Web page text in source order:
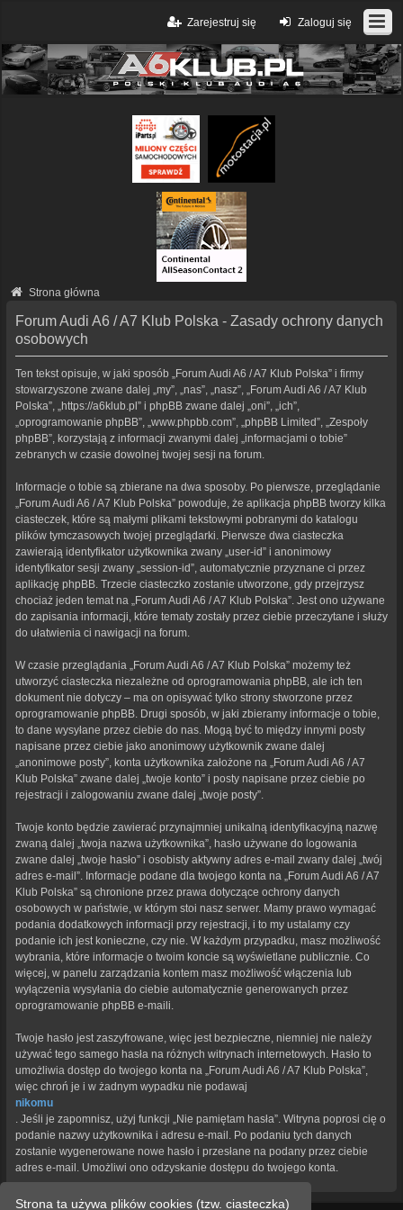
Strona ta używa plików cookies (tzw. ciasteczka)
Zaloguj się
Zarejestruj się
Strona główna
Forum Audi A6 / A7 Klub Polska - Zasady ochrony danych
osobowych
Ten tekst opisuje, w jaki sposób „Forum Audi A6 / A7 Klub Polska” i firmy
stowarzyszone zwane dalej „my”, „nas”, „nasz”, „Forum Audi A6 / A7 Klub
Polska”, „https://a6klub.pl” i phpBB zwane dalej „oni”, „ich”,
„oprogramowanie phpBB”, „www.phpbb.com”, „phpBB Limited”, „Zespoły
phpBB”, korzystają z informacji zwanymi dalej „informacjami o tobie”
zebranych w czasie dowolnej twojej sesji na forum.
Informacje o tobie są zbierane na dwa sposoby. Po pierwsze, przeglądanie
„Forum Audi A6 / A7 Klub Polska” powoduje, że aplikacja phpBB tworzy kilka
ciasteczek, które są małymi plikami tekstowymi pobranymi do katalogu
plików tymczasowych twojej przeglądarki. Pierwsze dwa ciasteczka
zawierają identyfikator użytkownika zwany „user-id” i anonimowy
identyfikator sesji zwany „session-id”, automatycznie przyznane ci przez
aplikację phpBB. Trzecie ciasteczko zostanie utworzone, gdy przejrzysz
chociaż jeden temat na „Forum Audi A6 / A7 Klub Polska”. Jest ono używane
do zapisania informacji, które tematy zostały przez ciebie przeczytane i służy
do ułatwienia ci nawigacji na forum.
W czasie przeglądania „Forum Audi A6 / A7 Klub Polska” możemy też
utworzyć ciasteczka niezależne od oprogramowania phpBB, ale ich ten
dokument nie dotyczy – ma on opisywać tylko strony stworzone przez
oprogramowanie phpBB. Drugi sposób, w jaki zbieramy informacje o tobie,
to dane wysyłane przez ciebie do nas. Mogą być to między innymi posty
napisane przez ciebie jako anonimowy użytkownik zwane dalej
„anonimowe posty”, konta użytkownika założone na „Forum Audi A6 / A7
Klub Polska” zwane dalej „twoje konto” i posty napisane przez ciebie po
rejestracji i zalogowaniu zwane dalej „twoje posty”.
Twoje konto będzie zawierać przynajmniej unikalną identyfikacyjną nazwę
zwaną dalej „twoja nazwa użytkownika”, hasło używane do logowania
zwane dalej „twoje hasło” i osobisty aktywny adres e-mail zwany dalej „twój
adres e-mail”. Informacje podane dla twojego konta na „Forum Audi A6 / A7
Klub Polska” są chronione przez prawa dotyczące ochrony danych
osobowych w państwie, w którym stoi nasz serwer. Mamy prawo wymagać
podania dodatkowych informacji przy rejestracji, i to my ustalamy czy
podanie ich jest konieczne, czy nie. W każdym przypadku, masz możliwość
wybrania, które informacje o twoim koncie są wyświetlane publicznie. Co
więcej, w panelu zarządzania kontem masz możliwość włączenia lub
wyłączenia wysyłania do ciebie automatycznie generowanych przez
oprogramowanie phpBB e-maili.
Twoje hasło jest zaszyfrowane, więc jest bezpieczne, niemniej nie należy
używać tego samego hasła na różnych witrynach internetowych. Hasło to
umożliwia dostęp do twojego konta na „Forum Audi A6 / A7 Klub Polska”,
więc chroń je i w żadnym wypadku nie podawaj
nikomu
. Jeśli je zapomnisz, użyj funkcji „Nie pamiętam hasła”. Witryna poprosi cię o
podanie nazwy użytkownika i adresu e-mail. Po podaniu tych danych
zostanie wygenerowane nowe hasło i przesłane na podany przez ciebie
adres e-mail. Umożliwi ono odzyskanie dostępu do twojego konta.